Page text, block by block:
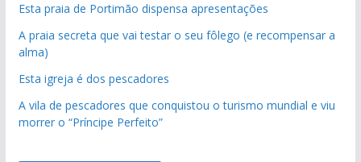
Esta praia de Portimão dispensa apresentações
A praia secreta que vai testar o seu fôlego (e recompensar a
alma)
Esta igreja é dos pescadores
A vila de pescadores que conquistou o turismo mundial e viu
morrer o “Príncipe Perfeito”